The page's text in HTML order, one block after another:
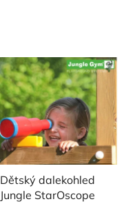
Dětský dalekohled
Jungle StarOscope